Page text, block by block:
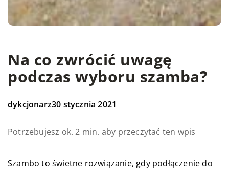
Na co zwrócić uwagę
podczas wyboru szamba?
dykcjonarz30 stycznia 2021
Potrzebujesz ok. 2 min. aby przeczytać ten wpis
Szambo to świetne rozwiązanie, gdy podłączenie do